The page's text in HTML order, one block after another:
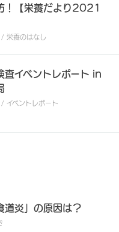
！【栄養だより2021
養のはなし
査イベントレポート in
ベントレポート
道炎」の原因は？